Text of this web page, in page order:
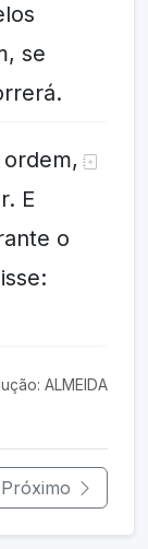
se
E
o
ALMEIDA
Próximo